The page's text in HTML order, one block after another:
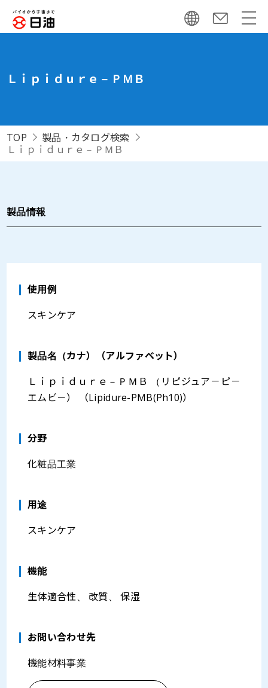
Ｌｉｐｉｄｕｒｅ－ＰＭＢ
TOP
製品・カタログ検索
Ｌｉｐｉｄｕｒｅ－ＰＭＢ
製品情報
使用例
スキンケア
製品名（カナ）（アルファベット）
Ｌｉｐｉｄｕｒｅ－ＰＭＢ （リピジュア－ピ－
エムビ－） （Lipidure-PMB(Ph10)）
分野
化粧品工業
⽤途
スキンケア
機能
生体適合性、 改質、 保湿
お問い合わせ先
機能材料事業